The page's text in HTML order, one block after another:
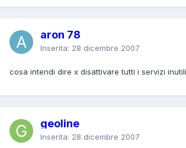
aron 78
Inserita: 28 dicembre 2007
cosa intendi dire x disattivare tutti i servizi
geoline
Inserita: 28 dicembre 2007